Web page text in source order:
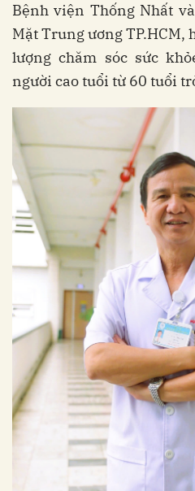
Bệnh viện Thống Nhất
Mặt Trung ương TP.HCM,
lượng chăm sóc sức
người cao tuổi từ 60 tuổi